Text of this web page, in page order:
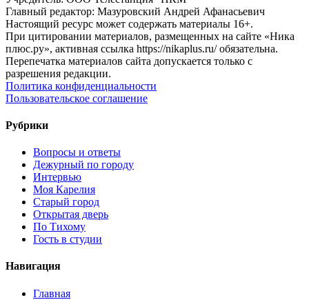
Главный редактор: Мазуровский Андрей Афанасьевич
Настоящий ресурс может содержать материалы 16+.
При цитировании материалов, размещенных на сайте «Ника
плюс.ру», активная ссылка https://nikaplus.ru/ обязательна.
Перепечатка материалов сайта допускается только с
разрешения редакции.
Политика конфиденциальности
Пользовательское соглашение
Рубрики
Вопросы и ответы
Дежурный по городу
Интервью
Моя Карелия
Старый город
Открытая дверь
По Тихому
Гость в студии
Навигация
Главная